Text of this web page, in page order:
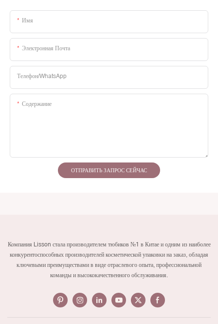
Имя
Электронная Почта
Телефон/WhatsApp
Содержание
ОТПРАВИТЬ ЗАПРОС СЕЙЧАС
Компания Lisson стала производителем тюбиков №1 в Китае и одним из наиболее
конкурентоспособных производителей косметической упаковки на заказ, обладая
ключевыми преимуществами в виде отраслевого опыта, профессиональной
команды и высококачественного обслуживания.